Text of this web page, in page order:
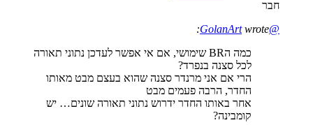
wrote:
כמה הBR שימושי, אם אי אפשר לעדכן נתוני תאורה
לכל סצנה בנפרד?
הרי אם אני מרנדר סצנה שהוא בעצם מבט מאותו
החדר, הרבה פעמים מבט
אחר באותו החדר ידרוש נתוני תאורה שונים… יש
קומבינה?